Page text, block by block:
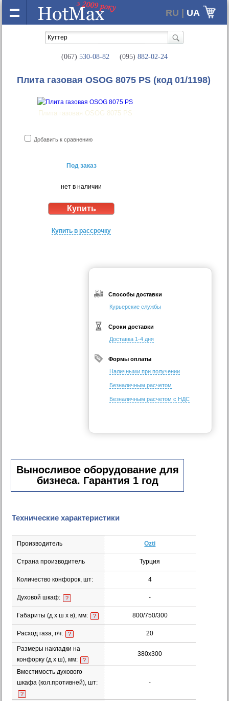
RU | UA
(067) 530-08-82 (095) 882-02-24
Плита газовая OSOG 8075 PS (код 01/1198)
Плита газовая OSOG 8075 PS
Добавить к сравнению
Под заказ
нет в наличии
Купить в рассрочку
Способы доставки
Курьерские службы
Сроки доставки
Доставка 1-4 дня
Формы оплаты
Наличными при получении
Безналичным расчетом
Безналичным расчетом с НДС
Выносливое оборудование для
бизнеса. Гарантия 1 год
Технические характеристики
Производитель Ozti
Страна производитель Турция
Количество конфорок, шт: 4
Духовой шкаф: ? -
Габариты (д х ш х в), мм: ? 800/750/300
Расход газа, г/ч: ? 20
Размеры накладки на
конфорку (д х ш), мм:
?
380х300
Вместимость духового
шкафа (кол.противней), шт:
?
-